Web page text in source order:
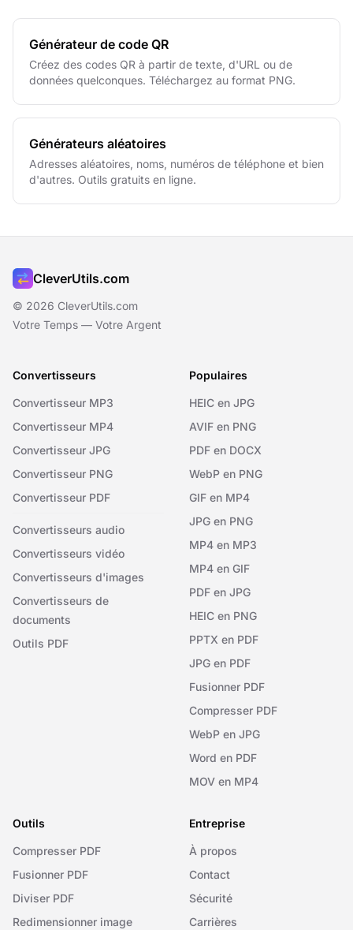
Générateur de code QR
Créez des codes QR à partir de texte, d'URL ou de
données quelconques. Téléchargez au format PNG.
Générateurs aléatoires
Adresses aléatoires, noms, numéros de téléphone et bien
d'autres. Outils gratuits en ligne.
CleverUtils.com
© 2026 CleverUtils.com
Votre Temps — Votre Argent
Convertisseurs
Convertisseur MP3
Convertisseur MP4
Convertisseur JPG
Convertisseur PNG
Convertisseur PDF
Convertisseurs audio
Convertisseurs vidéo
Convertisseurs d'images
Convertisseurs de
documents
Outils PDF
Populaires
HEIC en JPG
AVIF en PNG
PDF en DOCX
WebP en PNG
GIF en MP4
JPG en PNG
MP4 en MP3
MP4 en GIF
PDF en JPG
HEIC en PNG
PPTX en PDF
JPG en PDF
Fusionner PDF
Compresser PDF
WebP en JPG
Word en PDF
MOV en MP4
Outils
Compresser PDF
Fusionner PDF
Diviser PDF
Redimensionner image
Entreprise
À propos
Contact
Sécurité
Carrières